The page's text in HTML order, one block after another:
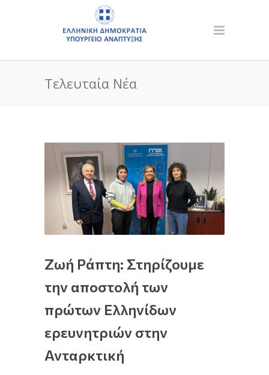
Τελευταία Νέα
Ζωή Ράπτη: Στηρίζουμε
την αποστολή των
πρώτων Ελληνίδων
ερευνητριών στην
Ανταρκτική